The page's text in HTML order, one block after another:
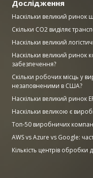
Дослідження
Наскільки великий ринок
Скільки CO2 виділяє
Наскільки великий
Наскільки великий ринок
забезпечення?
Скільки робочих місць у
незаповненими в США?
Наскільки великий ринок
Наскільки великою є
Топ-50 виробничих
AWS vs Azure vs Google:
Кількість центрів